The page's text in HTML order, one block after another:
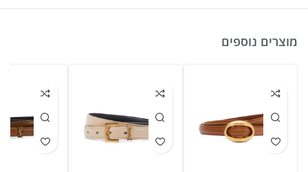
מוצרים נוספים